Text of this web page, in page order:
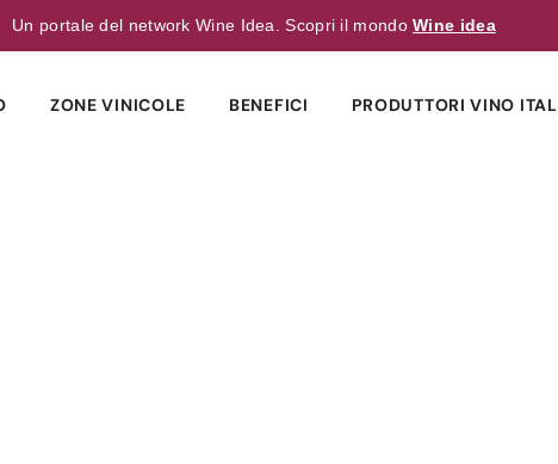
Un portale del network Wine Idea. Scopri il mondoWine idea
ZONE VINICOLE BENEFICI PRODUTTORI VINO